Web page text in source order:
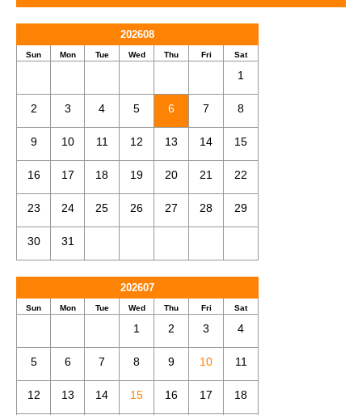
202608
Sun Mon Tue Wed Thu Fri Sat
1
2 3 4 5 6 7 8
9 10 11 12 13 14 15
16 17 18 19 20 21 22
23 24 25 26 27 28 29
30 31
202607
Sun Mon Tue Wed Thu Fri Sat
1 2 3 4
5 6 7 8 9 10 11
12 13 14 15 16 17 18